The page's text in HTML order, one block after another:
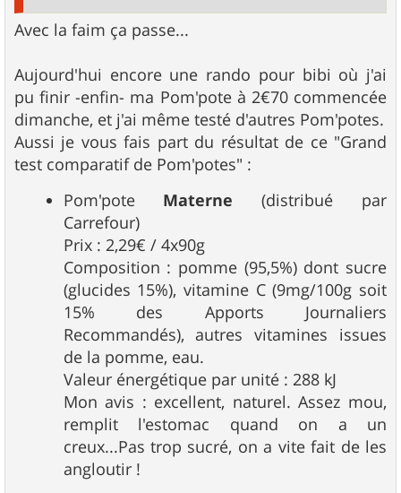
Avec la faim ça passe...
Aujourd'hui encore une rando pour bibi où j'ai
pu finir -enfin- ma Pom'pote à 2€70 commencée
dimanche, et j'ai même testé d'autres Pom'potes.
Aussi je vous fais part du résultat de ce "Grand
test comparatif de Pom'potes" :
Pom'pote Materne (distribué par
Carrefour)
Prix : 2,29€ / 4x90g
Composition : pomme (95,5%) dont sucre
(glucides 15%), vitamine C (9mg/100g soit
15% des Apports Journaliers
Recommandés), autres vitamines issues
de la pomme, eau.
Valeur énergétique par unité : 288 kJ
Mon avis : excellent, naturel. Assez mou,
remplit l'estomac quand on a un
creux...Pas trop sucré, on a vite fait de les
angloutir !